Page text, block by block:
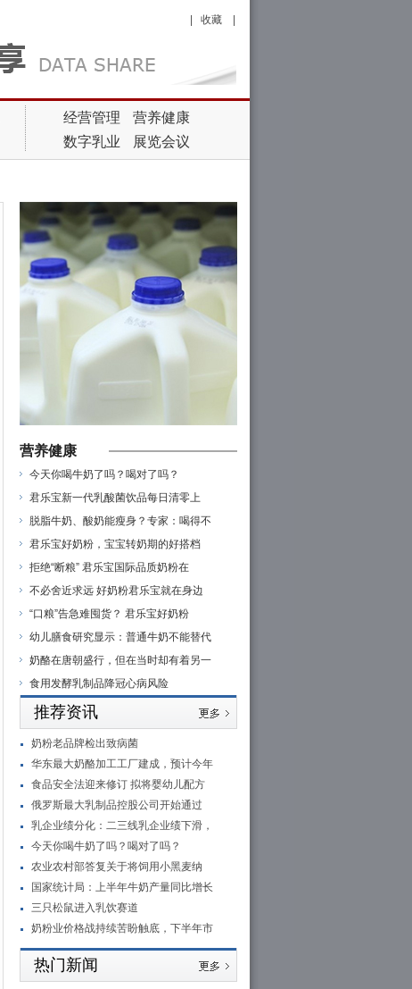
收藏
经营管理
营养健康
数字乳业
展览会议
营养健康
今天你喝牛奶了吗？喝对了吗？
君乐宝新一代乳酸菌饮品每日清零上
脱脂牛奶、酸奶能瘦身？专家：喝得不
君乐宝好奶粉，宝宝转奶期的好搭档
拒绝“断粮” 君乐宝国际品质奶粉在
不必舍近求远 好奶粉君乐宝就在身边
“口粮”告急难囤货？ 君乐宝好奶粉
幼儿膳食研究显示：普通牛奶不能替代
奶酪在唐朝盛行，但在当时却有着另一
食用发酵乳制品降冠心病风险
推荐资讯
奶粉老品牌检出致病菌
华东最大奶酪加工工厂建成，预计今年
食品安全法迎来修订 拟将婴幼儿配方
俄罗斯最大乳制品控股公司开始通过
乳企业绩分化：二三线乳企业绩下滑，
今天你喝牛奶了吗？喝对了吗？
农业农村部答复关于将饲用小黑麦纳
国家统计局：上半年牛奶产量同比增长
三只松鼠进入乳饮赛道
奶粉业价格战持续苦盼触底，下半年市
热门新闻